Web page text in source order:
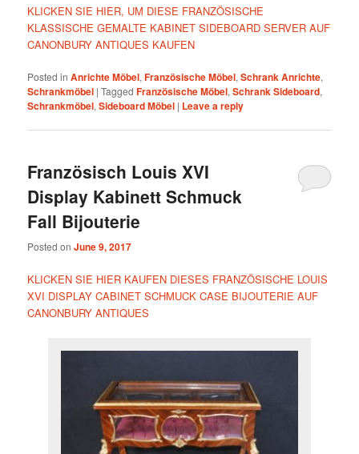
KLICKEN SIE HIER, UM DIESE FRANZÖSISCHE
KLASSISCHE GEMALTE KABINET SIDEBOARD SERVER AUF
CANONBURY ANTIQUES KAUFEN
Posted in Anrichte Möbel,Französische Möbel,Schrank Anrichte,
Schrankmöbel |Tagged Französische Möbel,Schrank Sideboard,
Schrankmöbel,Sideboard Möbel | Leave a reply
Französisch Louis XVI
Display Kabinett Schmuck
Fall Bijouterie
Posted onJune 9, 2017
KLICKEN SIE HIER KAUFEN DIESES FRANZÖSISCHE LOUIS
XVI DISPLAY CABINET SCHMUCK CASE BIJOUTERIE AUF
CANONBURY ANTIQUES